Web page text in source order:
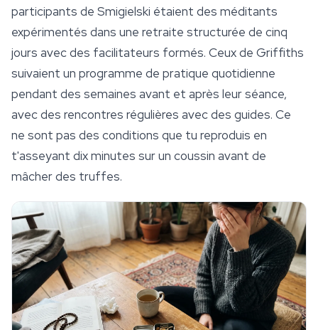
participants de Smigielski étaient des méditants
expérimentés dans une retraite structurée de cinq
jours avec des facilitateurs formés. Ceux de Griffiths
suivaient un programme de pratique quotidienne
pendant des semaines avant et après leur séance,
avec des rencontres régulières avec des guides. Ce
ne sont pas des conditions que tu reproduis en
t'asseyant dix minutes sur un coussin avant de
mâcher des truffes.